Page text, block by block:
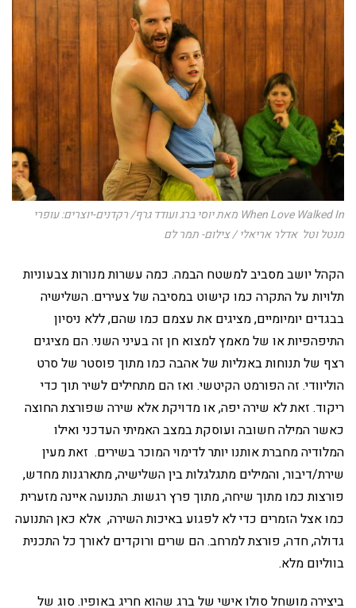
When Love Walked In מאת יוסי ברג ועודד גרף/ רקדנים-יוצרים: עופרי
מנטל וטל אדלר אריאלי / צילום- תמר לם
הקהל יושב מסביב למשטח הבמה. כמה עשרות מנורות צבעוניות
תלויות על התקרה כמו קישוט במסיבה של צעירים. השלישיה
בבגדים יומיומיים, מציגים את עצמם כמו שהם, ללא ניסיון
התיפהפיות או של מאמץ למצוא חן זה בעיני השני. הם מציגים
רצף של תנוחות באנליות של אהבה כמו מתוך פוסטר של סרט
הוליוודי. זה הפורמט הקיטשי. ואז הם מתחילים לשיר תוך כדי
ריקוד. זאת לא שירה יפה, או מדויקת אלא שירה שפורצת החוצה
כאשר המילה חשובה ועוסקת במצב האמיתי העדכני ואילו
המלודיה מחברת אותנו יותר לדימוי המוכר בשירים. זאת מעין
שירת/דיבור, והמילים מתגלגלות בין השלישיה, מתארגנות מחדש,
פורצות כמו מתוך שיחה, מתוך פרץ רגשות. התנועה איינה מזערית
כמו אצל הזמרים כדי לא לפגוע באיכות השירה, אלא כאן התנועה
גדולה, חדה, פורצת למרחב. הם שרים ורוקדים לאורך כל התכנית
בווליום מלא.
ביצירה מושחל סולו אישי של ברג שהוא חריג באופיו. סוג של